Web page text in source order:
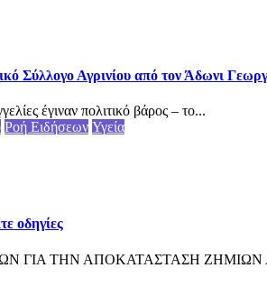
Σύλλογο Αγρινίου από τον Άδωνι
έγιναν πολιτικό βάρος – το...
Ροή Ειδήσεων Υγεία
οδηγίες
ΟΔΩΝ ΓΙΑ ΤΗΝ ΑΠΟΚΑΤΑΣΤΑΣΗ